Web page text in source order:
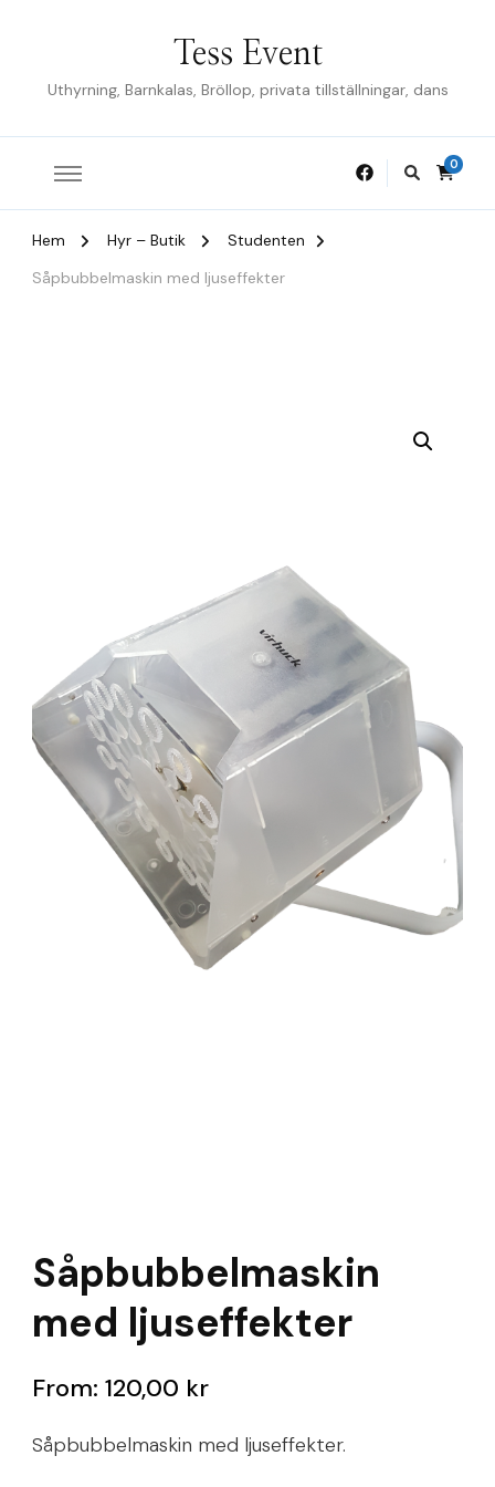
Tess Event
Uthyrning, Barnkalas, Bröllop, privata tillställningar, dans
0
Hem Hyr – Butik
Studenten
Såpbubbelmaskin med ljuseffekter
Såpbubbelmaskin
med ljuseffekter
From: 120,00 kr
Såpbubbelmaskin med ljuseffekter.